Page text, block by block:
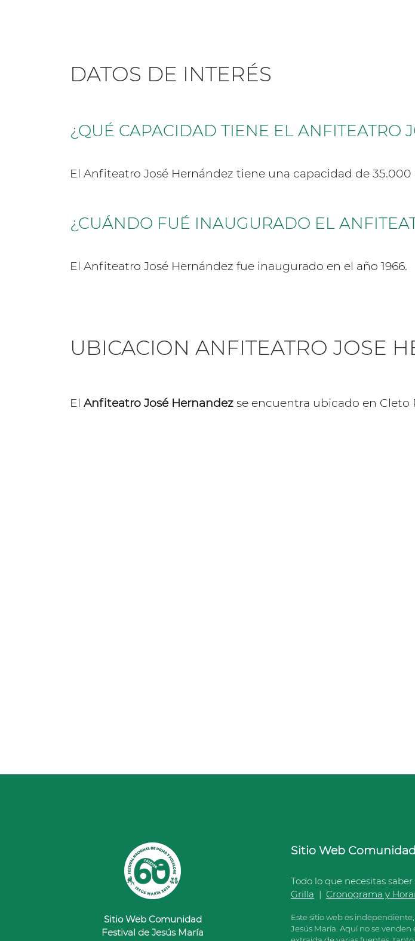
DATOS DE INTERÉS
¿QUÉ CAPACIDAD TIENE EL ANFITEATRO
El Anfiteatro José Hernández tiene una capacidad de
¿CUÁNDO FUÉ INAUGURADO EL
El Anfiteatro José Hernández fue inaugurado en el año 1966.
UBICACION ANFITEATRO JOSE
El Anfiteatro José Hernandez se encuentra ubicado en Cleto
Sitio Web Comunidad
Festival de Jesús María
Sitio Web
Todo lo que necesitas
Grilla | Cronograma y
Este sitio web es
Jesús María. Aquí no se